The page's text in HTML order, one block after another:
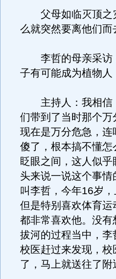
父母如临灭顶之
么就突然要离他们而
李哲的母亲采访
子有可能成为植物
主持人：我相信
们带到了当时那个
现在是万分危急，
傻了，根本搞不懂
眨眼之间，这人似
头来说一说这个事
叫李哲，今年16岁
但是特别喜欢体育
都非常喜欢他。没
拔河的过程当中，
校医赶过来发现，
了，马上就送往了